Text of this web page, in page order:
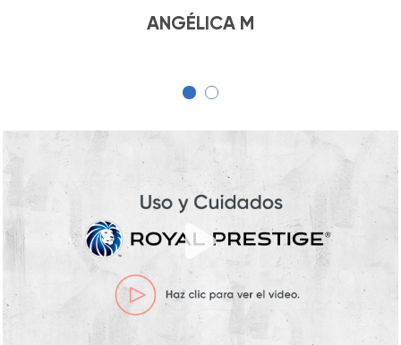
ANGÉLICA M